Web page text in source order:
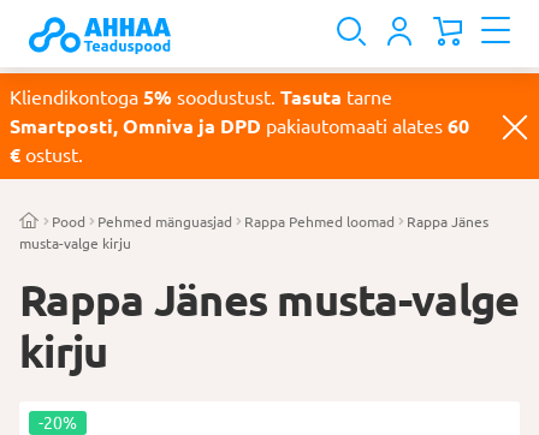
Kliendikontoga 5% soodustust. Tasuta tarne
Smartposti, Omniva ja DPD pakiautomaati alates 60
€ ostust.
Pood Pehmed mänguasjad Rappa Pehmed loomad
Rappa Jänes
musta-valge kirju
Rappa Jänes musta-valge
kirju
-20%